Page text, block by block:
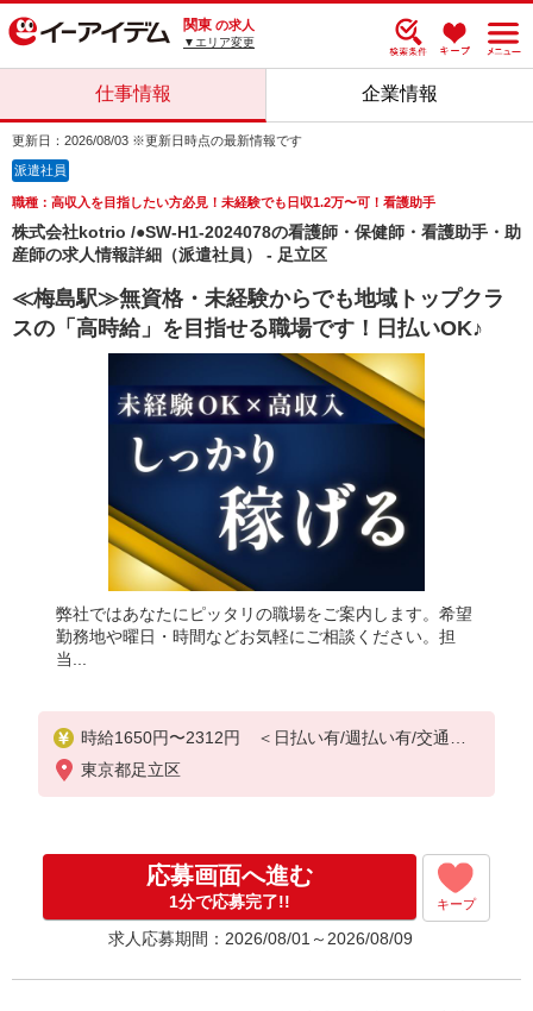
関東 の求人
▼エリア変更
仕事情報 企業情報
更新日：2026/08/03 ※更新日時点の最新情報です
派遣社員
職種：高収入を目指したい方必見！未経験でも日収1.2万〜可！看護助手
株式会社kotrio /●SW-H1-2024078の看護師・保健師・看護助手・助
産師の求人情報詳細（派遣社員） - 足立区
≪梅島駅≫無資格・未経験からでも地域トップクラ
スの「高時給」を目指せる職場です！日払いOK♪
弊社ではあなたにピッタリの職場をご案内します。希望
勤務地や曜日・時間などお気軽にご相談ください。担
当...
時給1650円〜2312円 ＜日払い有/週払い有/交通費
全支給(ガソリン代含む)＞
東京都足立区
応募画面へ進む
1分で応募完了!! キープ
求人応募期間：2026/08/01～2026/08/09